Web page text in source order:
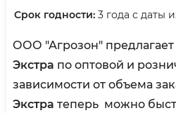
Срок годности: 3 года с даты
ООО "Агрозон"
Экстра по оптовой и
зависимости от объема
Экстра теперь можно